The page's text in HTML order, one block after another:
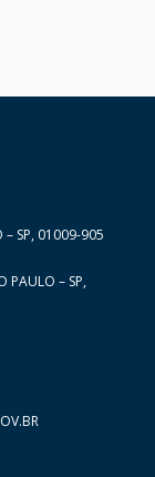
– SP, 01009-905
PAULO – SP,